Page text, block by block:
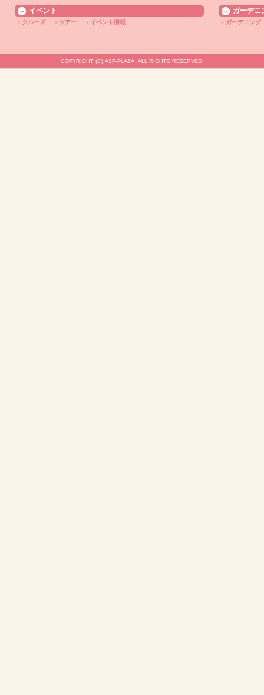
イベント
クルーズ ツアー イベント情報
ガーデニ
ガーデニング
COPYRIGHT (C) ASP-PLAZA .ALL RIGHTS RESERVED.